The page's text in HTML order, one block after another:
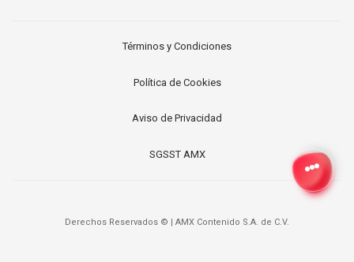
Términos y Condiciones
Política de Cookies
Aviso de Privacidad
SGSST AMX
Derechos Reservados © AMX Contenido S.A. de C.V.